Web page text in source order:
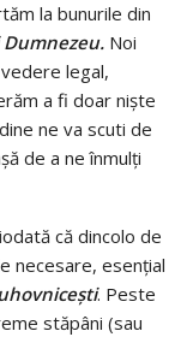
la bunurile din
Noi
legal,
a fi doar nişte
ne va scuti de
de a ne înmulţi
că dincolo de
necesare, esenţial
. Peste
stăpâni (sau